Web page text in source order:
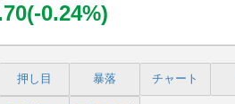
0.24%)
押し目 暴落 チャート